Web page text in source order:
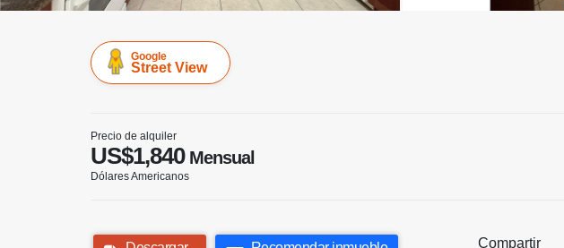
Google
Street View
Precio de alquiler
US$1,840Mensual
Dólares Americanos
Compartir